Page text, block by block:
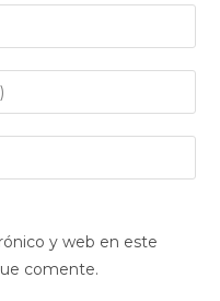
y web en este
comente.